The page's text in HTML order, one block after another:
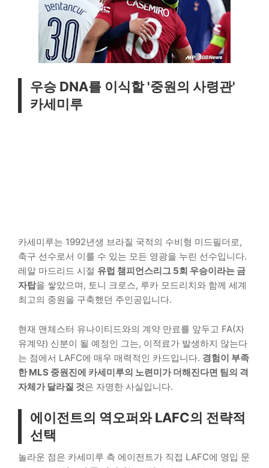
우승 DNA를 이식할 '중원의 사령관'
카세미루
카세미루는 1992년생 브라질 국적의 수비형 미드필더로,
축구 선수로서 이룰 수 있는 모든 영광을 누린 선수입니다.
레알 마드리드 시절 유럽 챔피언스리그 5회 우승이라는 금
자탑을 쌓았으며, 토니 크로스, 루카 모드리치와 함께 세계
최고의 중원을 구축했던 주인공입니다.
현재 맨체스터 유나이티드와의 계약 만료를 앞두고 FA(자
유계약) 신분이 될 예정인 그는, 이적료가 발생하지 않는다
는 점에서 LAFC에 매우 매력적인 카드입니다. 경험이 부족
한 MLS 중원진에 카세미루의 노련미가 더해진다면 팀의 격
자체가 달라질 것은 자명한 사실입니다.
에이전트의 역오퍼와 LAFC의 전략적
선택
놀라운 점은 카세미루 측 에이전트가 직접 LAFC에 영입 문